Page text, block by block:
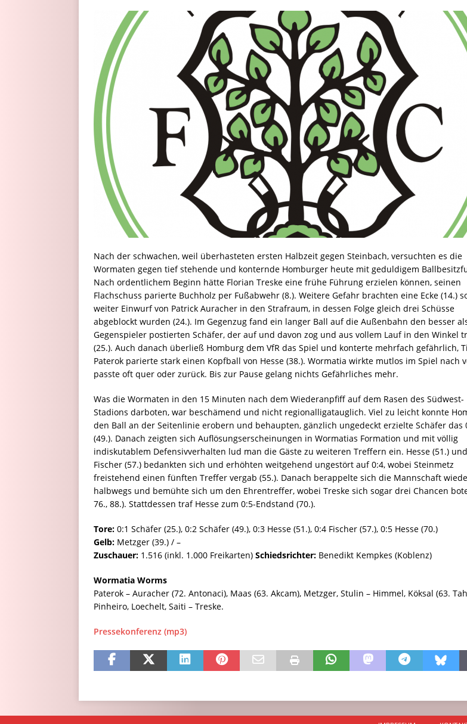
Nach der schwachen, weil überhasteten ersten Halbzeit gegen Steinbach, versuchten es die
Wormaten gegen tief stehende und konternde Homburger heute mit geduldigem
Nach ordentlichem Beginn hätte Florian Treske eine frühe Führung erzielen können, seinen
Flachschuss parierte Buchholz per Fußabwehr (8.). Weitere Gefahr brachten eine Ecke (14.)
weiter Einwurf von Patrick Auracher in den Strafraum, in dessen Folge gleich drei Schüsse
abgeblockt wurden (24.). Im Gegenzug fand ein langer Ball auf die Außenbahn den besser
Gegenspieler postierten Schäfer, der auf und davon zog und aus vollem Lauf in den Winkel
(25.). Auch danach überließ Homburg dem VfR das Spiel und konterte mehrfach gefährlich,
Paterok parierte stark einen Kopfball von Hesse (38.). Wormatia wirkte mutlos im Spiel nach
passte oft quer oder zurück. Bis zur Pause gelang nichts Gefährliches mehr.
Was die Wormaten in den 15 Minuten nach dem Wiederanpfiff auf dem Rasen des Südwest-
Stadions darboten, war beschämend und nicht regionalligatauglich. Viel zu leicht konnte
den Ball an der Seitenlinie erobern und behaupten, gänzlich ungedeckt erzielte Schäfer das
(49.). Danach zeigten sich Auflösungserscheinungen in Wormatias Formation und mit völlig
indiskutablem Defensivverhalten lud man die Gäste zu weiteren Treffern ein. Hesse (51.) und
Fischer (57.) bedankten sich und erhöhten weitgehend ungestört auf 0:4, wobei Steinmetz
freistehend einen fünften Treffer vergab (55.). Danach berappelte sich die Mannschaft
halbwegs und bemühte sich um den Ehrentreffer, wobei Treske sich sogar drei Chancen
76., 88.). Stattdessen traf Hesse zum 0:5-Endstand (70.).
Tore: 0:1 Schäfer (25.), 0:2 Schäfer (49.), 0:3 Hesse (51.), 0:4 Fischer (57.), 0:5 Hesse (70.)
Gelb: Metzger (39.) / –
Zuschauer: 1.516 (inkl. 1.000 Freikarten) Schiedsrichter: Benedikt Kempkes (Koblenz)
Wormatia Worms
Paterok – Auracher (72. Antonaci), Maas (63. Akcam), Metzger, Stulin – Himmel, Köksal (63.
Pinheiro, Loechelt, Saiti – Treske.
Pressekonferenz (mp3)